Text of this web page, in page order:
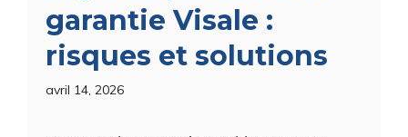
garantie Visale :
risques et solutions
avril 14, 2026